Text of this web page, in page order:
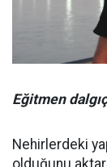
Eğitmen
Nehirlerdeki
olduğunu